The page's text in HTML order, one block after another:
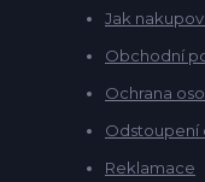
Jak
Obchodní
Ochrana
Odstoupení
Reklamace